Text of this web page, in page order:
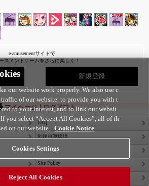
e-amusementサイトで
ズメントゲームをさらに楽しく！
新規登録
マイページ|ログアウト
FAQ
利用推奨環境
Privacy Policy
Site Policy
Contact Us
our website work properly. We also use c
of our website, to provide you with t
to your interest, and to link our websit
you select “Accept All Cookies”, all of th
on our website. Cookie Notice
Cookies Settings
Reject All Cookies